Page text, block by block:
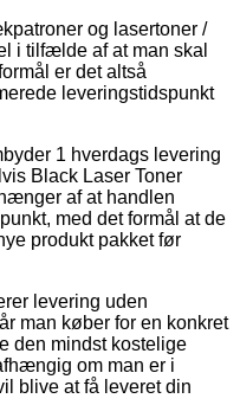
og lasertoner /
i tilfælde af at man skal
er det altså
leveringstidspunkt
1 hverdags levering
Black Laser Toner
af at handlen
med det formål at de
produkt pakket før
levering uden
man køber for en konkret
den mindst kostelige
om man er i
blive at få leveret din